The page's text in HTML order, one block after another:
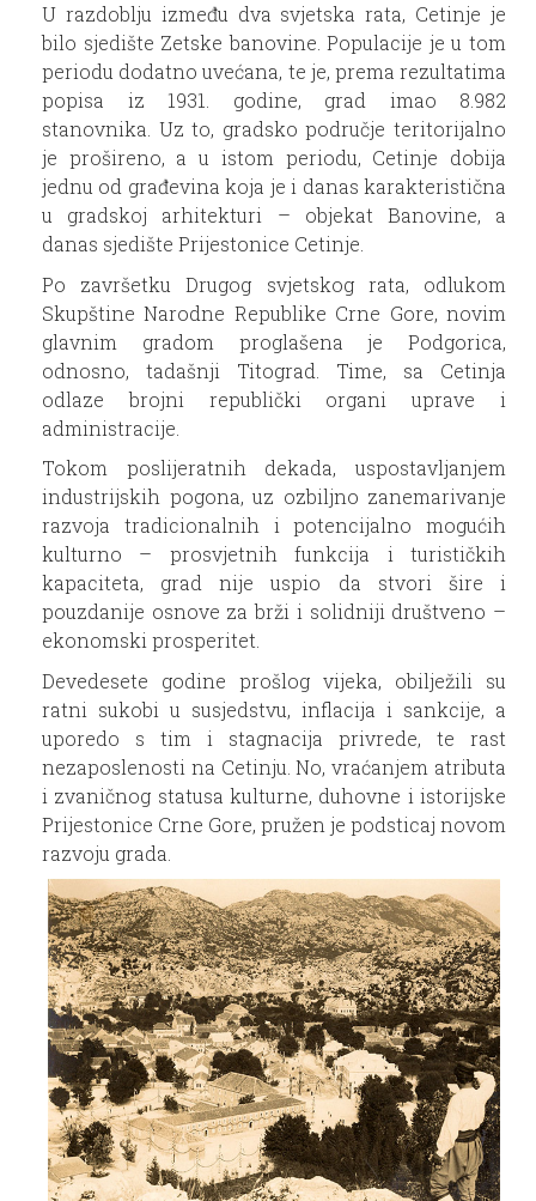
U razdoblju između dva svjetska rata, Cetinje je
bilo sjedište Zetske banovine. Populacije je u tom
periodu dodatno uvećana, te je, prema rezultatima
popisa iz 1931. godine, grad imao 8.982
stanovnika. Uz to, gradsko područje teritorijalno
je prošireno, a u istom periodu, Cetinje dobija
jednu od građevina koja je i danas karakteristična
u gradskoj arhitekturi – objekat Banovine, a
danas sjedište Prijestonice Cetinje.
Po završetku Drugog svjetskog rata, odlukom
Skupštine Narodne Republike Crne Gore, novim
glavnim gradom proglašena je Podgorica,
odnosno, tadašnji Titograd. Time, sa Cetinja
odlaze brojni republički organi uprave i
administracije.
Tokom poslijeratnih dekada, uspostavljanjem
industrijskih pogona, uz ozbiljno zanemarivanje
razvoja tradicionalnih i potencijalno mogućih
kulturno – prosvjetnih funkcija i turističkih
kapaciteta, grad nije uspio da stvori šire i
pouzdanije osnove za brži i solidniji društveno –
ekonomski prosperitet.
Devedesete godine prošlog vijeka, obilježili su
ratni sukobi u susjedstvu, inflacija i sankcije, a
uporedo s tim i stagnacija privrede, te rast
nezaposlenosti na Cetinju. No, vraćanjem atributa
i zvaničnog statusa kulturne, duhovne i istorijske
Prijestonice Crne Gore, pružen je podsticaj novom
razvoju grada.